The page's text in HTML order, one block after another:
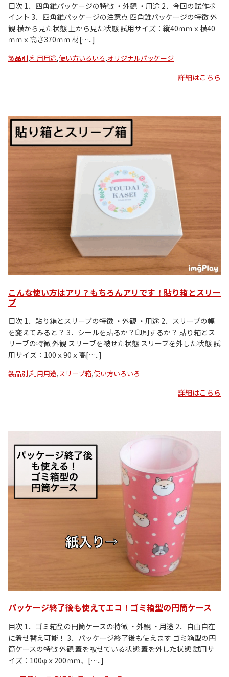
目次 1．四角錐パッケージの特徴 ・外観 ・用途 2．今回の試作ポ
イント 3．四角錐パッケージの注意点 四角錐パッケージの特徴 外
観 横から見た状態 上から見た状態 試用サイズ：縦40ｍｍｘ横40
ｍｍｘ高さ370ｍｍ 材[…..]
製品別,利用用途,使い方いろいろ,オリジナルパッケージ
詳細はこちら
こんな使い方はアリ？もちろんアリです！貼り箱とスリー
ブ
目次 1．貼り箱とスリーブの特徴 ・外観 ・用途 2．スリーブの幅
を変えてみると？ 3．シールを貼るか？印刷するか？ 貼り箱とス
リーブの特徴 外観 スリーブを被せた状態 スリーブを外した状態 試
用サイズ：100ｘ90ｘ高[…..]
製品別,利用用途,スリーブ箱,使い方いろいろ
詳細はこちら
パッケージ終了後も使えてエコ！ゴミ箱型の円筒ケース
目次 1．ゴミ箱型の円筒ケースの特徴 ・外観 ・用途 2．自由自在
に着せ替え可能！ 3．パッケージ終了後も使えます ゴミ箱型の円
筒ケースの特徴 外観 蓋を被せている状態 蓋を外した状態 試用サ
イズ：100φｘ200ｍｍ、[…..]